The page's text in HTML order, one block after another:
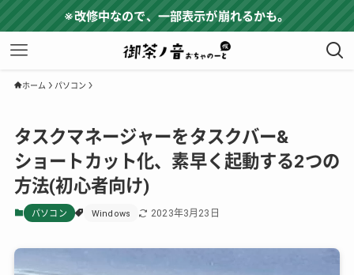
※改修中なので、一部表示が崩れるかも。
ホーム パソコン
タスクマネージャーをタスクバー&
ショートカット化、素早く起動する2つの
方法(初心者向け)
パソコン Windows 2023年3月23日